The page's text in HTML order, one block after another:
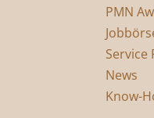
PMN
Service
News
Know-